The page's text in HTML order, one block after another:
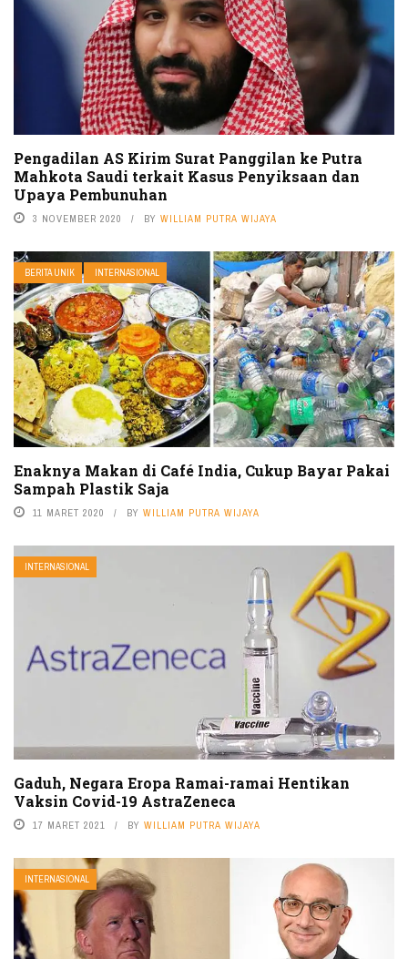
Pengadilan AS Kirim Surat Panggilan ke Putra
Mahkota Saudi terkait Kasus Penyiksaan dan
Upaya Pembunuhan
3 NOVEMBER 2020 BY WILLIAM PUTRA WIJAYA
BERITA UNIK INTERNASIONAL
Enaknya Makan di Café India, Cukup Bayar Pakai
Sampah Plastik Saja
11 MARET 2020 BY WILLIAM PUTRA WIJAYA
INTERNASIONAL
Gaduh, Negara Eropa Ramai-ramai Hentikan
Vaksin Covid-19 AstraZeneca
17 MARET 2021 BY WILLIAM PUTRA WIJAYA
INTERNASIONAL